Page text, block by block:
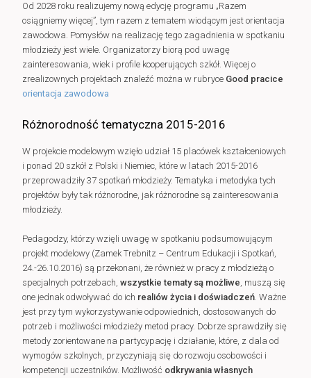
Od 2028 roku realizujemy nową edycję programu „Razem
osiągniemy więcej”, tym razem z tematem wiodącym jest orientacja
zawodowa. Pomysłów na realizację tego zagadnienia w spotkaniu
młodzieży jest wiele. Organizatorzy biorą pod uwagę
zainteresowania, wiek i profile kooperujących szkół. Więcej o
zrealizownych projektach znaleźć można w rubryce Good pracice
orientacja zawodowa
Różnorodność tematyczna 2015-2016
W projekcie modelowym wzięło udział 15 placówek kształceniowych
i ponad 20 szkół z Polski i Niemiec, które w latach 2015-2016
przeprowadziły 37 spotkań młodzieży. Tematyka i metodyka tych
projektów były tak różnorodne, jak różnorodne są zainteresowania
młodzieży.
Pedagodzy, którzy wzięli uwagę w spotkaniu podsumowującym
projekt modelowy (Zamek Trebnitz – Centrum Edukacji i Spotkań,
24.-26.10.2016) są przekonani, że również w pracy z młodzieżą o
specjalnych potrzebach,wszystkie tematy są możliwe , muszą się
one jednak odwoływać do ich realiów życia i doświadczeń . Ważne
jest przy tym wykorzystywanie odpowiednich, dostosowanych do
potrzeb i możliwości młodzieży metod pracy. Dobrze sprawdziły się
metody zorientowane na partycypację i działanie, które, z dala od
wymogów szkolnych, przyczyniają się do rozwoju osobowości i
kompetencji uczestników. Możliwość odkrywania własnych